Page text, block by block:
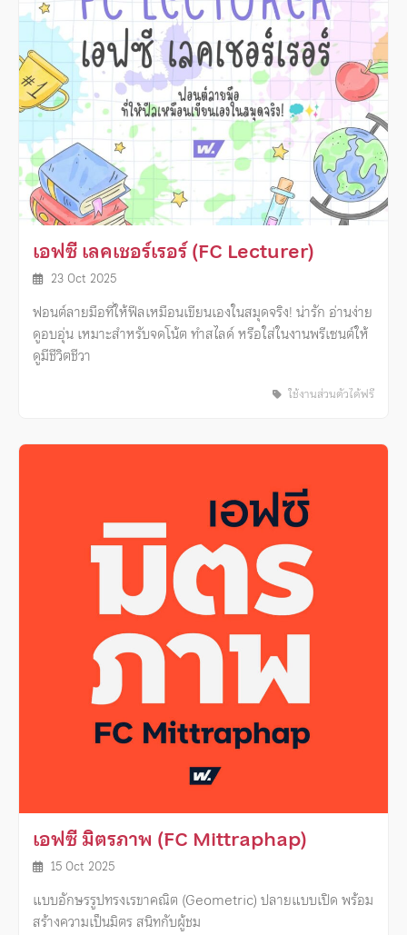
เอฟซี เลคเชอร์เรอร์ (FC Lecturer)
23 Oct 2025
ฟอนต์ลายมือที่ให้ฟีลเหมือนเขียนเองในสมุดจริง! น่ารัก อ่านง่าย
ดูอบอุ่น เหมาะสำหรับจดโน้ต ทำสไลด์ หรือใส่ในงานพรีเซนต์ให้
ดูมีชีวิตชีวา
ใช้งานส่วนตัวได้ฟรี
เอฟซี มิตรภาพ (FC Mittraphap)
15 Oct 2025
แบบอักษรรูปทรงเรขาคณิต (Geometric) ปลายแบบเปิด พร้อม
สร้างความเป็นมิตร สนิทกับผู้ชม